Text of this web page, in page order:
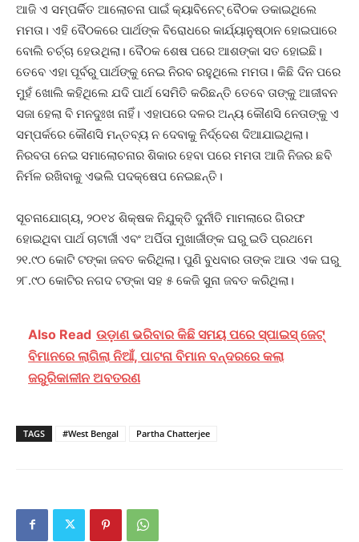
ଆଜି ଏ ସମ୍ପର୍କିତ ଆଲୋଚନା ପାଇଁ କ୍ୟାବିନେଟ୍ ବୈଠକ ଡକାଇଥିଲେ
ମମତା। ଏହି ବୈଠକରେ ପାର୍ଥଙ୍କ ବିରୋଧରେ କାର୍ଯ୍ୟାନୁଷ୍ଠାନ ହୋଇପାରେ
ବୋଲି ଚର୍ଚ୍ଚା ହେଉଥିଲା। ବୈଠକ ଶେଷ ପରେ ଆଶଙ୍କା ସତ ହୋଇଛି।
ତେବେ ଏହା ପୂର୍ବରୁ ପାର୍ଥଙ୍କୁ ନେଇ ନିରବ ରହୁଥିଲେ ମମତା। କିଛି ଦିନ ପରେ
ମୁହଁ ଖୋଲି କହିଥିଲେ ଯଦି ପାର୍ଥ ସେମିତି କରିଛନ୍ତି ତେବେ ତାଙ୍କୁ ଆଜୀବନ
ସଜା ହେଲା ବି ମନଦୁଃଖ ନାହିଁ। ଏହାପରେ ଦଳର ଅନ୍ୟ କୌଣସି ନେତାଙ୍କୁ ଏ
ସମ୍ପର୍କରେ କୌଣସି ମନ୍ତବ୍ୟ ନ ଦେବାକୁ ନିର୍ଦ୍ଦେଶ ଦିଆଯାଇଥିଲା।
ନିରବତା ନେଇ ସମାଲୋଚନାର ଶିକାର ହେବା ପରେ ମମତା ଆଜି ନିଜର ଛବି
ନିର୍ମଳ ରଖିବାକୁ ଏଭଲି ପଦକ୍ଷେପ ନେଇଛନ୍ତି।
ସୂଚନାଯୋଗ୍ୟ, ୨୦୧୪ ଶିକ୍ଷକ ନିଯୁକ୍ତି ଦୁର୍ନୀତି ମାମଲାରେ ଗିରଫ
ହୋଇଥିବା ପାର୍ଥ ଚାଟାର୍ଜୀ ଏବଂ ଅର୍ପିତା ମୁଖାର୍ଜୀଙ୍କ ଘରୁ ଇଡି ପ୍ରଥମେ
୨୧.୯୦ କୋଟି ଟଙ୍କା ଜବତ କରିଥିଲା। ପୁଣି ବୁଧବାର ତାଙ୍କ ଆଉ ଏକ ଘରୁ
୨୮.୯୦ କୋଟିର ନଗଦ ଟଙ୍କା ସହ ୫ କେଜି ସୁନା ଜବତ କରିଥିଲା।
Also Read ଉଡ଼ାଣ ଭରିବାର କିଛି ସମୟ ପରେ ସ୍ପାଇସ୍‌ ଜେଟ୍‌
ବିମାନରେ ଲାଗିଲା ନିଆଁ, ପାଟନା ବିମାନ ବନ୍ଦରରେ କଲା
ଜରୁରିକାଳୀନ ଅବତରଣ
TAGS #West Bengal Partha Chatterjee